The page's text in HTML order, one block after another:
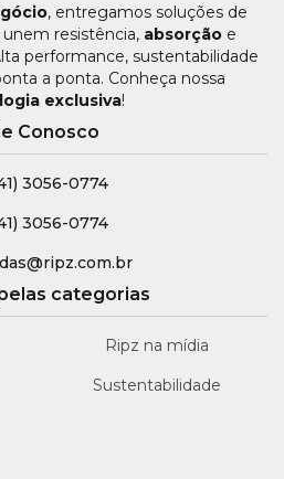
, entregamos soluções de
resistência, absorçãoe
performance, sustentabilidade
a ponta. Conheça nossa
exclusiva!
Conosco
3056-0774
3056-0774
categorias
Ripz na mídia
Sustentabilidade